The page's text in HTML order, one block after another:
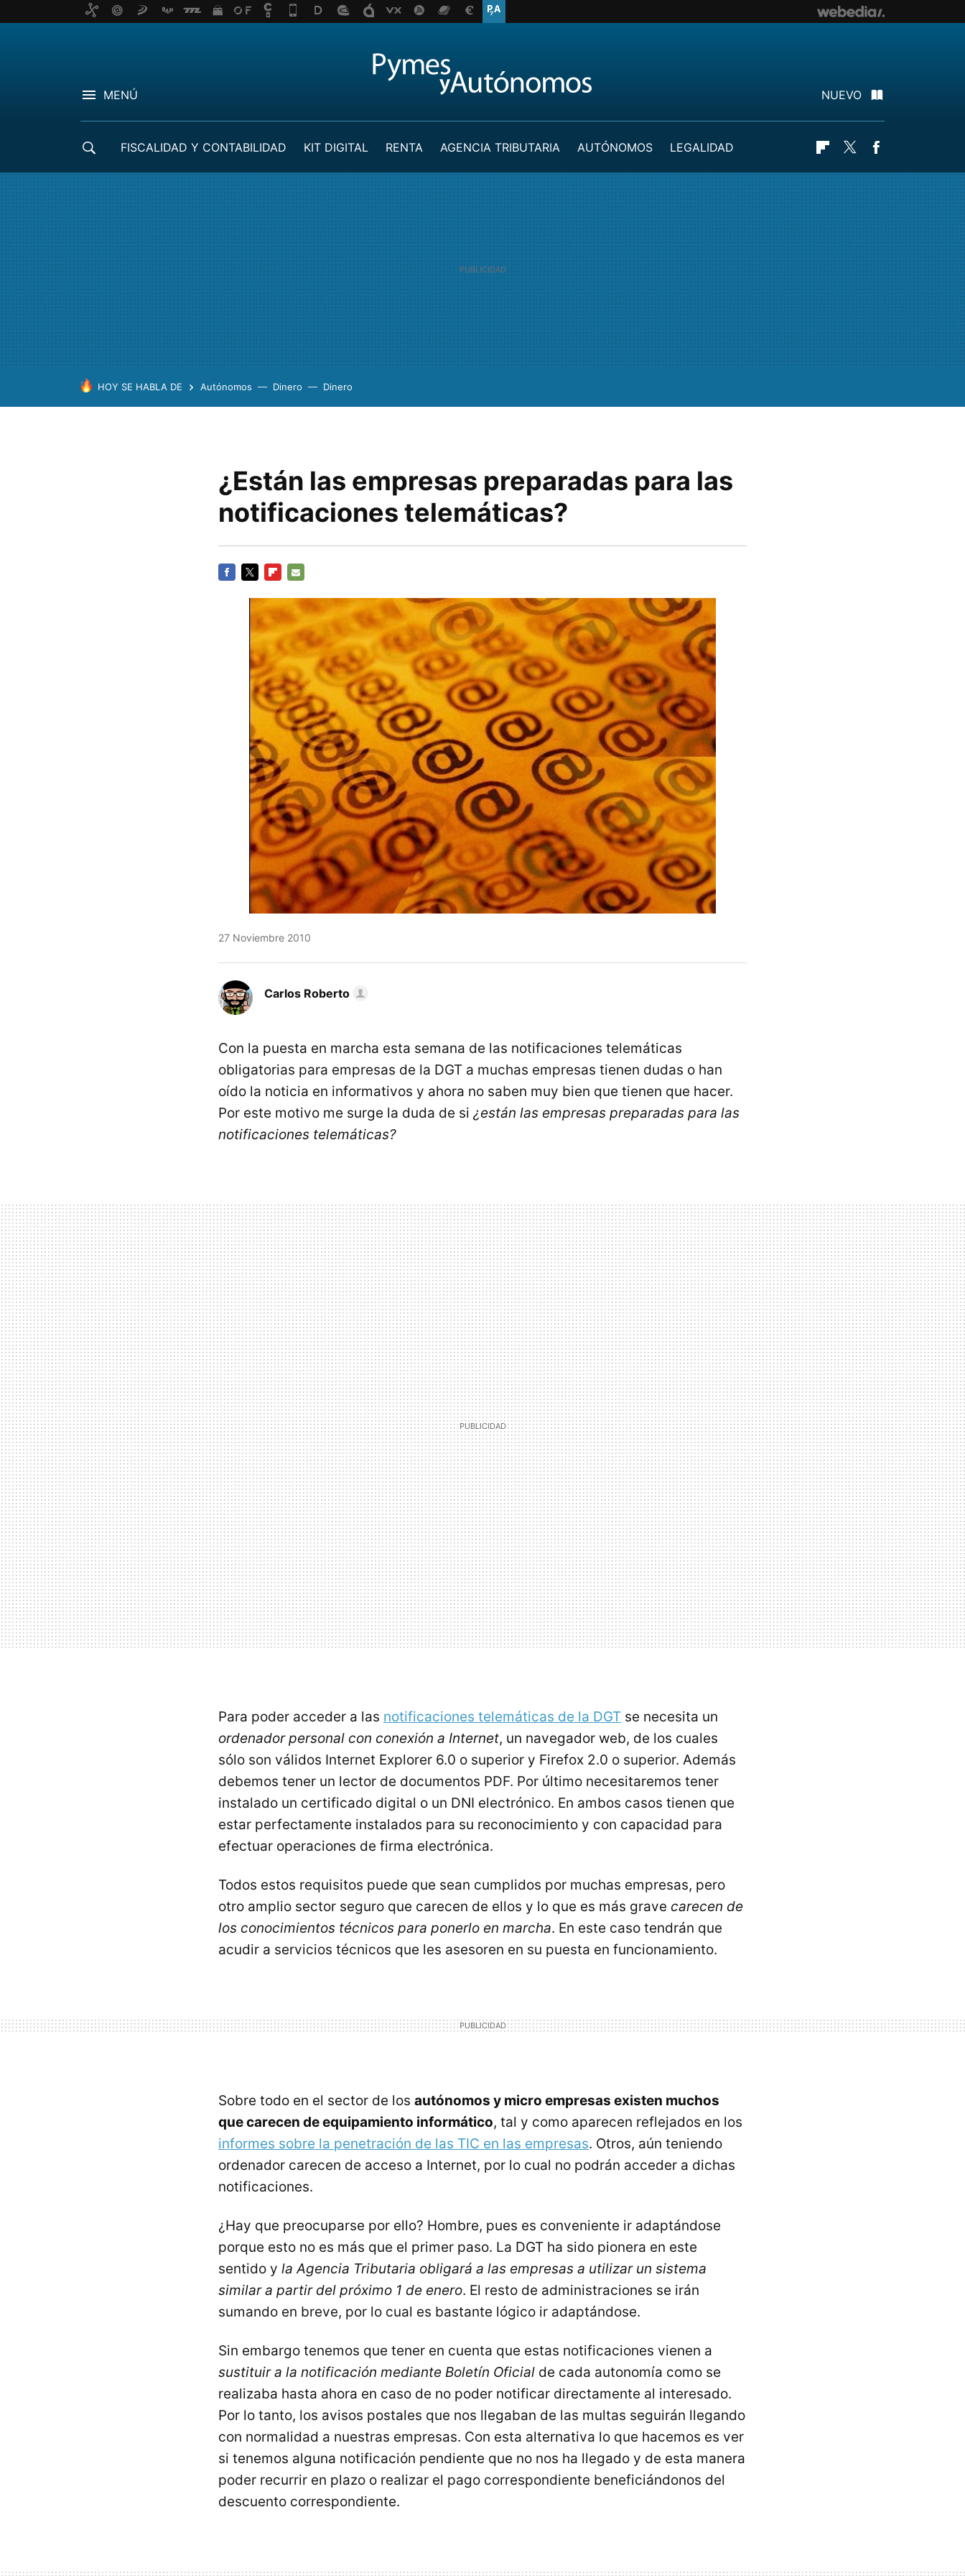
MENÚ NUEVO
FISCALIDAD Y CONTABILIDAD KIT DIGITAL RENTA AGENCIA TRIBUTARIA AUTÓNOMOS
LEGALIDAD
Flipboard
Twitter
HOY SE HABLA DE Autónomos Dinero Dinero
¿Están las empresas preparadas para las
notificaciones telemáticas?
MAIL
27 Noviembre 2010
Carlos Roberto
Con la puesta en marcha esta semana de las notificaciones telemáticas
obligatorias para empresas de la DGT a muchas empresas tienen dudas o han
oído la noticia en informativos y ahora no saben muy bien que tienen que hacer.
Por este motivo me surge la duda de si ¿están las empresas preparadas para las
notificaciones telemáticas?
Para poder acceder a las notificaciones telemáticas de la DGT se necesita un
ordenador personal con conexión a Internet, un navegador web, de los cuales
sólo son válidos Internet Explorer 6.0 o superior y Firefox 2.0 o superior. Además
debemos tener un lector de documentos PDF. Por último necesitaremos tener
instalado un certificado digital o un DNI electrónico. En ambos casos tienen que
estar perfectamente instalados para su reconocimiento y con capacidad para
efectuar operaciones de firma electrónica.
Todos estos requisitos puede que sean cumplidos por muchas empresas, pero
otro amplio sector seguro que carecen de ellos y lo que es más grave carecen de
los conocimientos técnicos para ponerlo en marcha. En este caso tendrán que
acudir a servicios técnicos que les asesoren en su puesta en funcionamiento.
Sobre todo en el sector de los autónomos y micro empresas existen muchos
que carecen de equipamiento informático, tal y como aparecen reflejados en los
informes sobre la penetración de las TIC en las empresas. Otros, aún teniendo
ordenador carecen de acceso a Internet, por lo cual no podrán acceder a dichas
notificaciones.
¿Hay que preocuparse por ello? Hombre, pues es conveniente ir adaptándose
porque esto no es más que el primer paso. La DGT ha sido pionera en este
sentido y la Agencia Tributaria obligará a las empresas a utilizar un sistema
similar a partir del próximo 1 de enero. El resto de administraciones se irán
sumando en breve, por lo cual es bastante lógico ir adaptándose.
Sin embargo tenemos que tener en cuenta que estas notificaciones vienen a
sustituir a la notificación mediante Boletín Oficial de cada autonomía como se
realizaba hasta ahora en caso de no poder notificar directamente al interesado.
Por lo tanto, los avisos postales que nos llegaban de las multas seguirán llegando
con normalidad a nuestras empresas. Con esta alternativa lo que hacemos es ver
si tenemos alguna notificación pendiente que no nos ha llegado y de esta manera
poder recurrir en plazo o realizar el pago correspondiente beneficiándonos del
descuento correspondiente.